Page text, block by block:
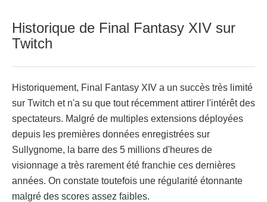
Historique de Final Fantasy XIV sur
Twitch
Historiquement, Final Fantasy XIV a un succès très limité
sur Twitch et n'a su que tout récemment attirer l'intérêt des
spectateurs. Malgré de multiples extensions déployées
depuis les premières données enregistrées sur
Sullygnome, la barre des 5 millions d'heures de
visionnage a très rarement été franchie ces dernières
années. On constate toutefois une régularité étonnante
malgré des scores assez faibles.